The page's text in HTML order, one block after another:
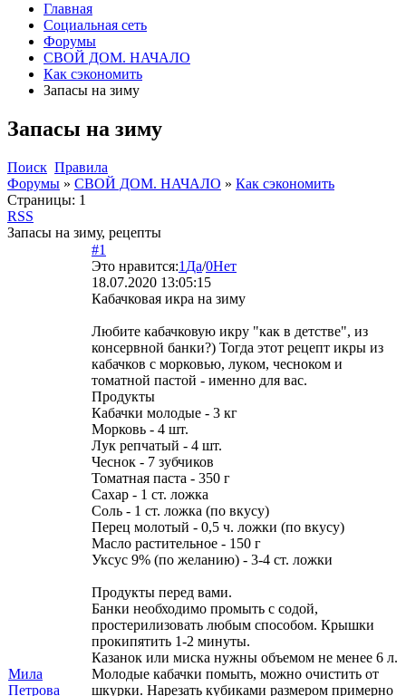
Главная
Социальная сеть
Форумы
СВОЙ ДОМ. НАЧАЛО
Как сэкономить
Запасы на зиму
Запасы на зиму
Поиск Правила
Форумы » СВОЙ ДОМ. НАЧАЛО » Как сэкономить
Страницы: 1
RSS
Запасы на зиму, рецепты
Мила
Петрова
#1
Это нравится:1 Да/0Нет
18.07.2020 13:05:15
Кабачковая икра на зиму
Любите кабачковую икру "как в детстве", из
консервной банки?) Тогда этот рецепт икры из
кабачков с морковью, луком, чесноком и
томатной пастой - именно для вас.
Продукты
Кабачки молодые - 3 кг
Морковь - 4 шт.
Лук репчатый - 4 шт.
Чеснок - 7 зубчиков
Томатная паста - 350 г
Сахар - 1 ст. ложка
Соль - 1 ст. ложка (по вкусу)
Перец молотый - 0,5 ч. ложки (по вкусу)
Масло растительное - 150 г
Уксус 9% (по желанию) - 3-4 ст. ложки
Продукты перед вами.
Банки необходимо промыть с содой,
простерилизовать любым способом. Крышки
прокипятить 1-2 минуты.
Казанок или миска нужны объемом не менее 6 л.
Молодые кабачки помыть, можно очистить от
шкурки. Нарезать кубиками размером примерно